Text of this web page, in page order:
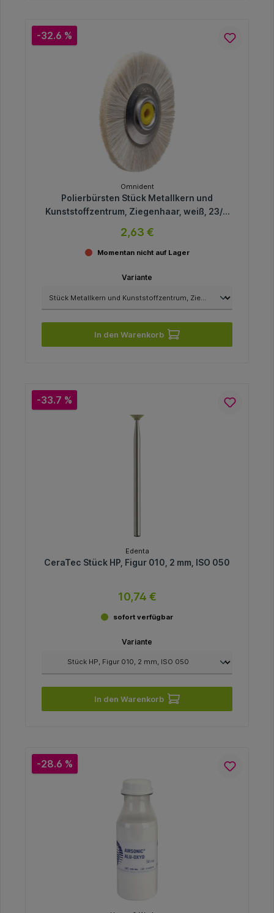
-32.6 %
Omnident
Polierbürsten Stück Metallkern und
Kunststoffzentrum, Ziegenhaar, weiß, 23/Ø
2,63 €
Momentan nicht auf Lager
Variante
In den Warenkorb
-33.7 %
Edenta
CeraTec Stück HP, Figur 010, 2 mm, ISO 050
10,74 €
sofort verfügbar
Variante
In den Warenkorb
-28.6 %